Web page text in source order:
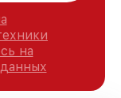
на